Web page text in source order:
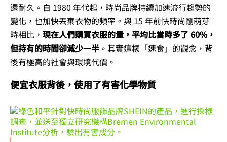
還耐久。自 1980 年代起，時尚品牌持續加速流行趨勢的
變化，也加快丟棄衣物的頻率。與 15 年前快時尚剛萌芽
時相比， 現在人們購買衣服的量，平均比當時多了 60%，
但持有的時間卻減少一半 。其實這樣「速食」的觀念，背
後有極高的社會與環境代價。
便宜衣服背後，使用了有害化學物質